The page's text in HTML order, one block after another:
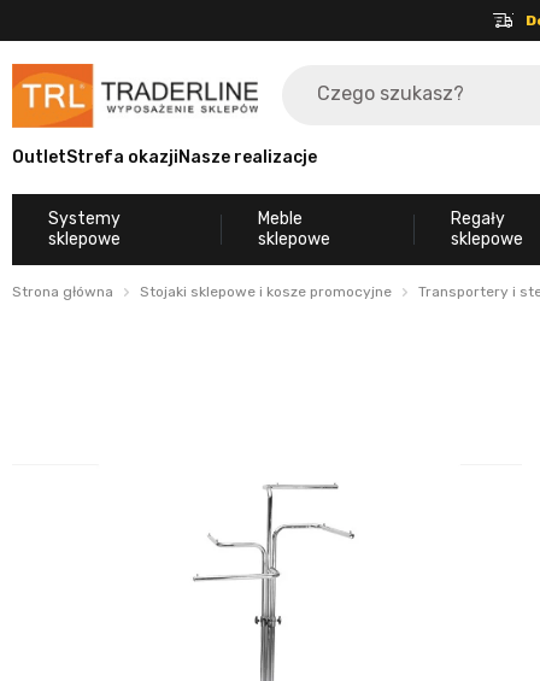
OutletStrefa okazjiNasze realizacje
Systemy
sklepowe
Meble
sklepowe
Regały
sklepowe
Strona główna Stojaki sklepowe i kosze promocyjne Transportery i